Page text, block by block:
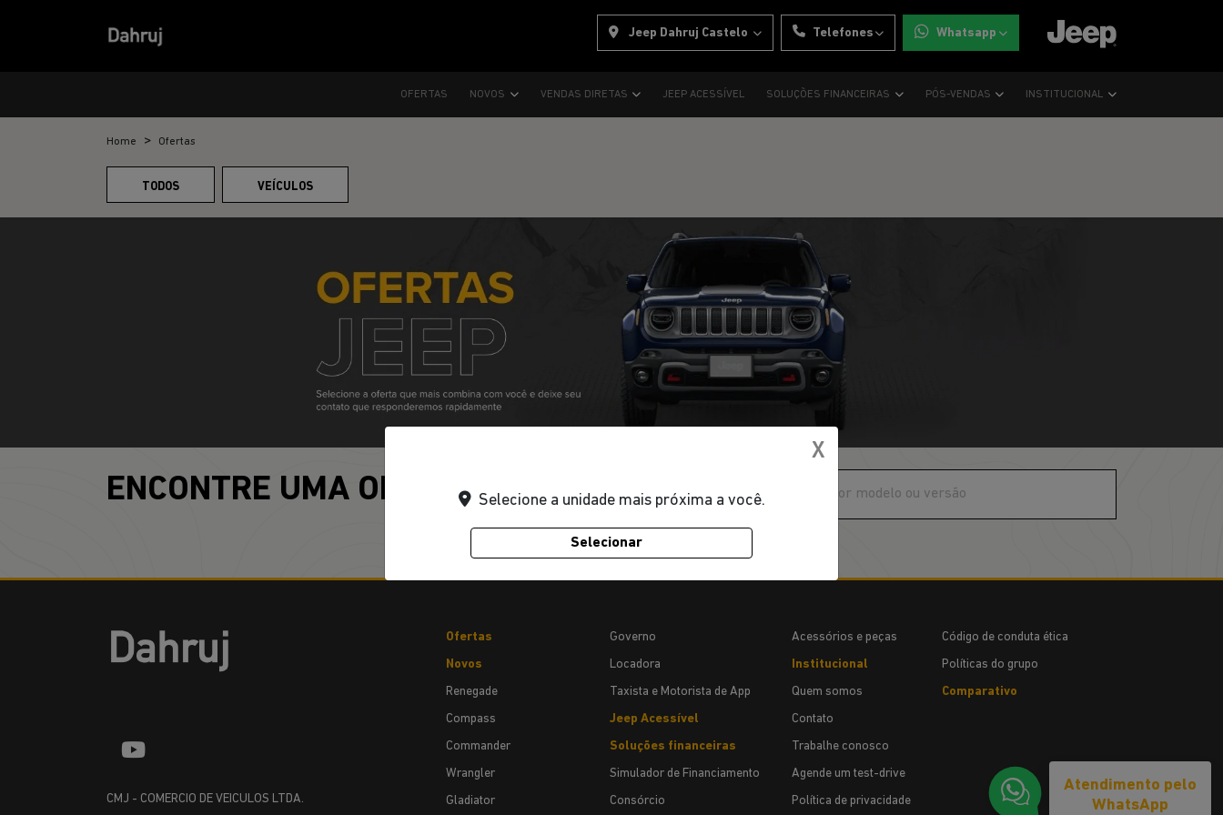
Jeep Dahruj Castelo Telefones Whatsapp
OFERTAS NOVOS VENDAS DIRETAS JEEP ACESSÍVEL SOLUÇÕES FINANCEIRAS PÓS-VENDAS INSTITUCIONAL
Home Ofertas
TODOS VEÍCULOS
ENCONTRE UMA OFERTA
Atendimento pelo
WhatsApp
CMJ - COMERCIO DE VEICULOS LTDA.
Ofertas
Novos
Renegade
Compass
Commander
Wrangler
Gladiator
Governo
Locadora
Taxista e Motorista de App
Jeep Acessível
Soluções financeiras
Simulador de Financiamento
Consórcio
Acessórios e peças
Institucional
Quem somos
Contato
Trabalhe conosco
Agende um test-drive
Política de privacidade
Código de conduta ética
Políticas do grupo
Comparativo
X
Selecione a unidade mais próxima a você.
Selecionar